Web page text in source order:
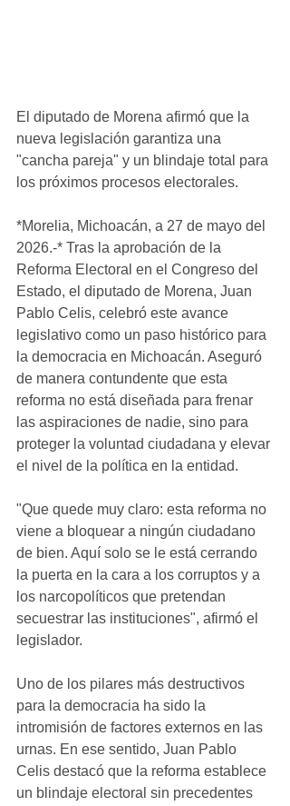
El diputado de Morena afirmó que la
nueva legislación garantiza una
"cancha pareja" y un blindaje total para
los próximos procesos electorales.
*Morelia, Michoacán, a 27 de mayo del
2026.-* Tras la aprobación de la
Reforma Electoral en el Congreso del
Estado, el diputado de Morena, Juan
Pablo Celis, celebró este avance
legislativo como un paso histórico para
la democracia en Michoacán. Aseguró
de manera contundente que esta
reforma no está diseñada para frenar
las aspiraciones de nadie, sino para
proteger la voluntad ciudadana y elevar
el nivel de la política en la entidad.
"Que quede muy claro: esta reforma no
viene a bloquear a ningún ciudadano
de bien. Aquí solo se le está cerrando
la puerta en la cara a los corruptos y a
los narcopolíticos que pretendan
secuestrar las instituciones", afirmó el
legislador.
Uno de los pilares más destructivos
para la democracia ha sido la
intromisión de factores externos en las
urnas. En ese sentido, Juan Pablo
Celis destacó que la reforma establece
un blindaje electoral sin precedentes